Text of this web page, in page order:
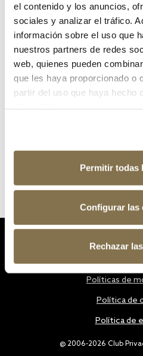
el contenido y los anuncios,
sociales y analizar el tráfico.
información sobre el uso que
nuestros partners de redes
web, quienes pueden
que les haya proporcionado o
partir del uso que haya hecho
Permitir todas
Configurar las
Rechazar
¿Has olvidado tu contraseña?
@ 2006-2026 Club
Políticas de
Política de
Política de